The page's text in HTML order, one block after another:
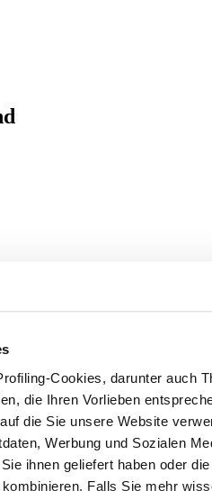
Cookies, darunter auch
die Ihren Vorlieben
die Sie unsere Website
Werbung und Sozialen
ihnen geliefert haben oder
Falls Sie mehr